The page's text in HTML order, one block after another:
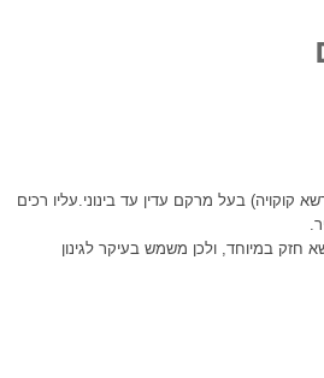
קוקויה) בעל מרקם עדין עד בינוני.עליו רכים
חזק במיוחד, ולכן משמש בעיקר לגינון